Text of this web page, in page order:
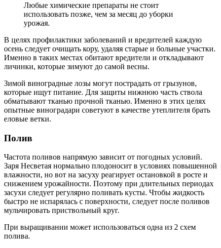
Любые химические препараты не стоит
использовать позже, чем за месяц до уборки
урожая.
В целях профилактики заболеваний и вредителей каждую
осень следует очищать кору, удаляя старые и больные участки.
Именно в таких местах обитают вредители и откладывают
личинки, которые зимуют до самой весны.
Зимой виноградные лозы могут пострадать от грызунов,
которые ищут питание. Для защиты нижнюю часть ствола
обматывают тканью прочной тканью. Именно в этих целях
опытные виноградари советуют в качестве утеплителя брать
еловые ветки.
Полив
Частота поливов напрямую зависит от погодных условий.
Заря Несветая нормально плодоносит в условиях повышенной
влажности, но вот на засуху реагирует остановкой в росте и
снижением урожайности. Поэтому при длительных периодах
засухи следует регулярно поливать кусты. Чтобы жидкость
быстро не испарялась с поверхности, следует после поливов
мульчировать приствольный круг.
При выращивании может использоваться одна из 2 схем
полива.